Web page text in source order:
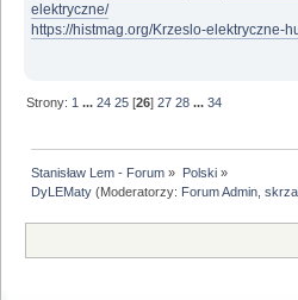
elektryczne/
https://histmag.org/Krzeslo-elektryczne-
Strony: 1 ...24 25 [26]27 28 ...34
Stanisław Lem - Forum » Polski»
DyLEMaty (Moderatorzy: Forum Admin ,